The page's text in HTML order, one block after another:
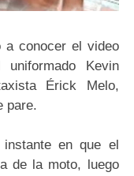
conocer el video
Kevin
Érick Melo,
pare.
en que el
de la moto, luego